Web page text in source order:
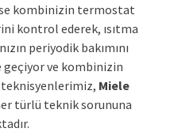
ise kombinizin termostat
kontrol ederek, ısıtma
periyodik bakımını
geçiyor ve kombinizin
teknisyenlerimiz, Miele
türlü teknik sorununa